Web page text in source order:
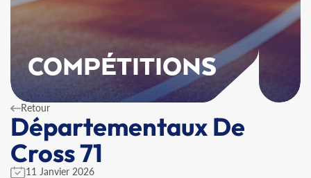
COMPÉTITIONS
Retour
Départementaux De
Cross 71
11 Janvier 2026